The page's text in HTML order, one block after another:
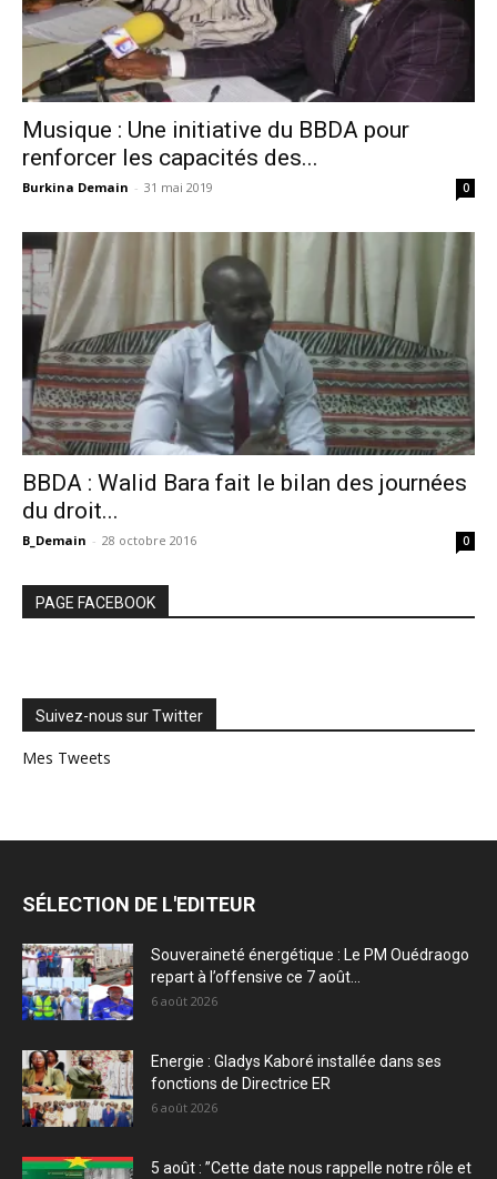
Musique : Une initiative du BBDA pour
renforcer les capacités des...
Burkina Demain - 31 mai 2019 0
BBDA : Walid Bara fait le bilan des journées
du droit...
B_Demain - 28 octobre 2016 0
PAGE FACEBOOK
Suivez-nous sur Twitter
Mes Tweets
SÉLECTION DE L'EDITEUR
Souveraineté énergétique : Le PM Ouédraogo
repart à l’offensive ce 7 août...
6 août 2026
Energie : Gladys Kaboré installée dans ses
fonctions de Directrice ER
6 août 2026
5 août : ”Cette date nous rappelle notre rôle et